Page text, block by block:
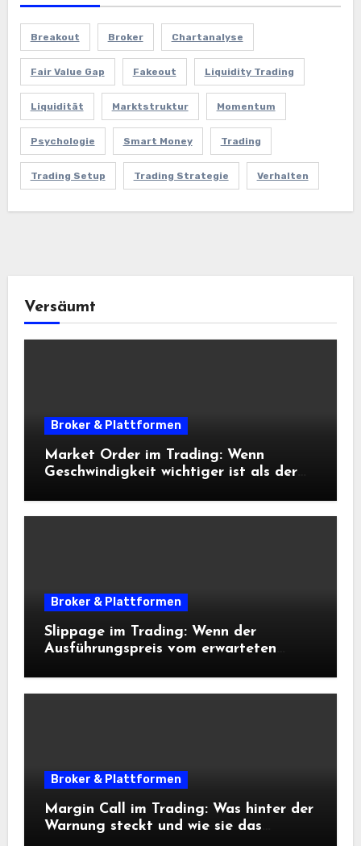
Breakout Broker Chartanalyse
Fair Value Gap Fakeout Liquidity Trading
Liquidität Marktstruktur Momentum
Psychologie Smart Money Trading
Trading Setup Trading Strategie Verhalten
Versäumt
Broker & Plattformen
Market Order im Trading: Wenn
Geschwindigkeit wichtiger ist als der
Broker & Plattformen
Slippage im Trading: Wenn der
Ausführungspreis vom erwarteten
Broker & Plattformen
Margin Call im Trading: Was hinter der
Warnung steckt und wie sie das